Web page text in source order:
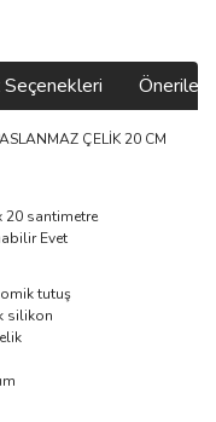
ÇELİK 20 CM
20 santimetre
Evet
tutuş
silikon